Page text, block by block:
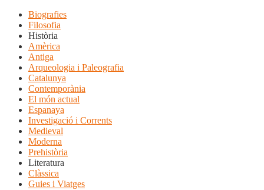
Biografies
Filosofia
Història
Amèrica
Antiga
Arqueologia i Paleografia
Catalunya
Contemporània
El món actual
Espanaya
Investigació i Corrents
Medieval
Moderna
Prehistòria
Literatura
Clàssica
Guies i Viatges